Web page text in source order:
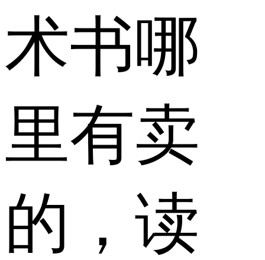
术书哪
里有卖
的，读